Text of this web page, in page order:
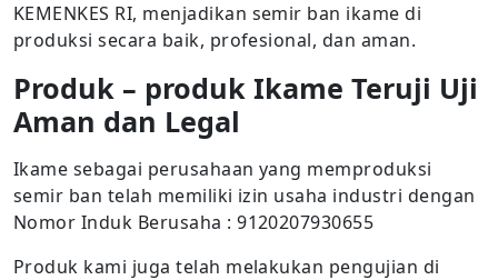
KEMENKES RI, menjadikan semir ban ikame di
produksi secara baik, profesional, dan aman.
Produk – produk Ikame Teruji Uji
Aman dan Legal
Ikame sebagai perusahaan yang memproduksi
semir ban telah memiliki izin usaha industri dengan
Nomor Induk Berusaha : 9120207930655
Produk kami juga telah melakukan pengujian di